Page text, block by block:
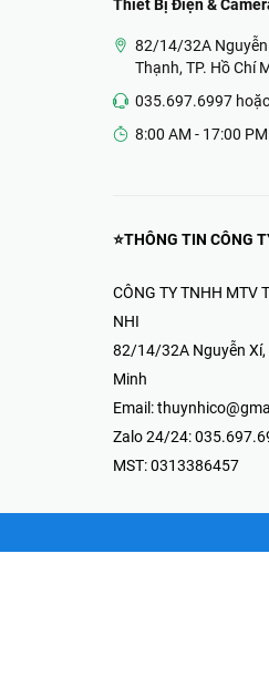
Thiết Bị Điện &
82/14/32A
Thạnh, TP. Hồ Chí